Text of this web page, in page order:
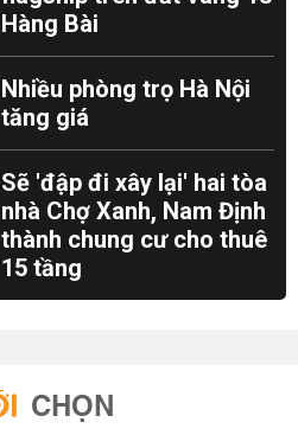
Hàng Bài
Nhiều phòng trọ Hà Nội
tăng giá
Sẽ 'đập đi xây lại' hai tòa
nhà Chợ Xanh, Nam Định
thành chung cư cho thuê
15 tầng
CHỌN